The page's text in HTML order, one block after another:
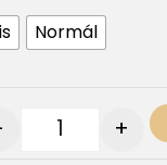
Normál
+